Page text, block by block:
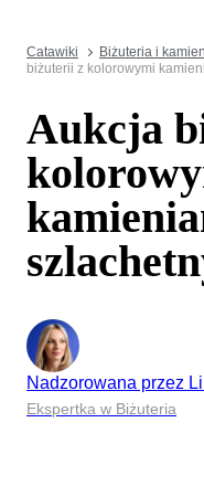
Catawiki Biżuteria i
biżuterii z kolorowymi
Aukcja
Nadzorowana przez
Ekspertka w Biżuteria